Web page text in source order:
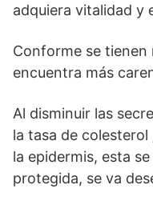
adquiera vitalidad y
Conforme se tienen
encuentra más
Al disminuir las
la tasa de colesterol
la epidermis, esta
protegida, se va